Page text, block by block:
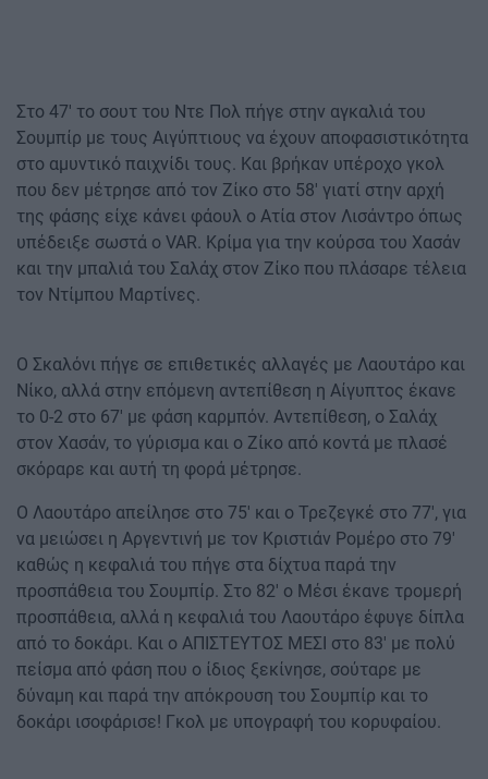
Στο 47' το σουτ του Ντε Πολ πήγε στην αγκαλιά του
Σουμπίρ με τους Αιγύπτιους να έχουν αποφασιστικότητα
στο αμυντικό παιχνίδι τους. Και βρήκαν υπέροχο γκολ
που δεν μέτρησε από τον Ζίκο στο 58' γιατί στην αρχή
της φάσης είχε κάνει φάουλ ο Ατία στον Λισάντρο όπως
υπέδειξε σωστά ο VAR. Κρίμα για την κούρσα του Χασάν
και την μπαλιά του Σαλάχ στον Ζίκο που πλάσαρε τέλεια
τον Ντίμπου Μαρτίνες.
Ο Σκαλόνι πήγε σε επιθετικές αλλαγές με Λαουτάρο και
Νίκο, αλλά στην επόμενη αντεπίθεση η Αίγυπτος έκανε
το 0-2 στο 67' με φάση καρμπόν. Αντεπίθεση, ο Σαλάχ
στον Χασάν, το γύρισμα και ο Ζίκο από κοντά με πλασέ
σκόραρε και αυτή τη φορά μέτρησε.
Ο Λαουτάρο απείλησε στο 75' και ο Τρεζεγκέ στο 77', για
να μειώσει η Αργεντινή με τον Κριστιάν Ρομέρο στο 79'
καθώς η κεφαλιά του πήγε στα δίχτυα παρά την
προσπάθεια του Σουμπίρ. Στο 82' ο Μέσι έκανε τρομερή
προσπάθεια, αλλά η κεφαλιά του Λαουτάρο έφυγε δίπλα
από το δοκάρι. Και ο ΑΠΙΣΤΕΥΤΟΣ ΜΕΣΙ στο 83' με πολύ
πείσμα από φάση που ο ίδιος ξεκίνησε, σούταρε με
δύναμη και παρά την απόκρουση του Σουμπίρ και το
δοκάρι ισοφάρισε! Γκολ με υπογραφή του κορυφαίου.